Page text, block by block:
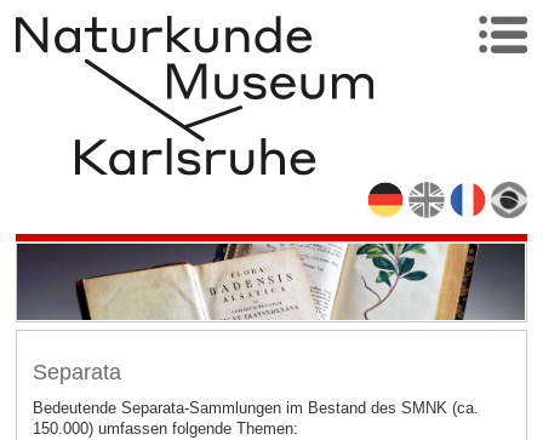
Separata
Bedeutende Separata-Sammlungen im Bestand des SMNK (ca.
150.000) umfassen folgende Themen: